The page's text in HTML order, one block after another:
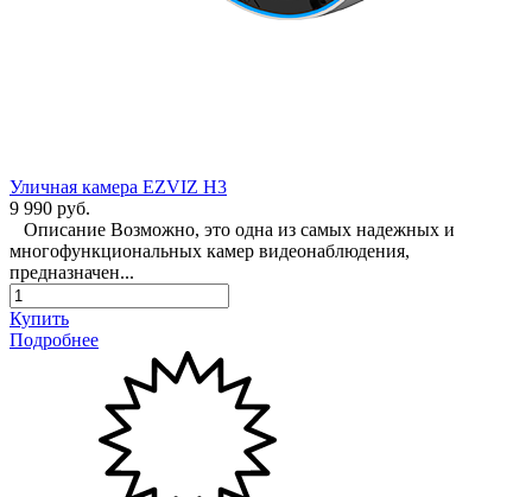
Уличная камера EZVIZ H3
9 990 руб.
Описание Возможно, это одна из самых надежных и
многофункциональных камер видеонаблюдения,
предназначен...
Купить
Подробнее